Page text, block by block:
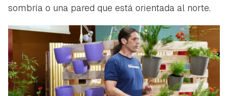
sombría o una pared que está orientada al norte.